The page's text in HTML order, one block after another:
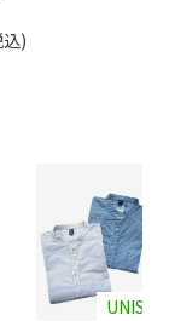
)
UNISEX